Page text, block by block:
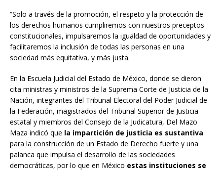
“Solo a través de la promoción, el respeto y la protección de
los derechos humanos cumpliremos con nuestros preceptos
constitucionales, impulsaremos la igualdad de oportunidades y
facilitaremos la inclusión de todas las personas en una
sociedad más equitativa, y más justa.
En la Escuela Judicial del Estado de México, donde se dieron
cita ministras y ministros de la Suprema Corte de Justicia de la
Nación, integrantes del Tribunal Electoral del Poder Judicial de
la Federación, magistrados del Tribunal Superior de Justicia
estatal y miembros del Consejo de la Judicatura, Del Mazo
Maza indicó que la impartición de justicia es sustantiva
para la construcción de un Estado de Derecho fuerte y una
palanca que impulsa el desarrollo de las sociedades
democráticas, por lo que en México estas instituciones se